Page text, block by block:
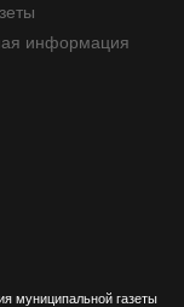
информация
муниципальной газеты